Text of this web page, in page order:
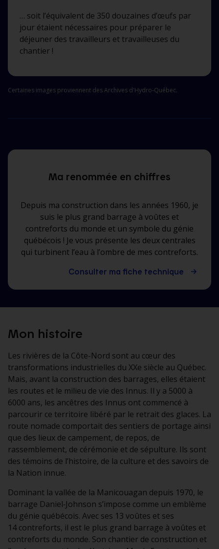
… soit l’équivalent de 350 douzaines d’œufs par
jour étaient nécessaires pour préparer le
déjeuner des travailleurs et travailleuses du
chantier !
Certaines images proviennent des Archives d'Hydro‑Québec.
Ma renommée en chiffres
Depuis ma construction dans les années 1960, je
suis le plus grand barrage à voûtes et
contreforts du monde et un symbole du génie
québécois ! Je vous présente les deux centrales
qui turbinent l’eau à l’ombre de mes contreforts.
Consulter ma fiche technique
Mon histoire
Les rivières de la Côte-Nord sont au cœur des
transformations industrielles du XXe siècle au Québec.
Mais, avant la construction des barrages, elles étaient
les routes et le milieu de vie des Innus. Il y a 5000 à
6000 ans, les ancêtres des Innus ont commencé à
parcourir ce territoire libéré par le retrait des glaces. La
route nomade comportait des sentiers de portage ainsi
que des lieux de campement, de repos, de
rassemblement, de cérémonie et de sépulture. Ils sont
des témoins de l’histoire, de la culture et des savoirs de
la Nation innue.
Dominant la vallée de la Manicouagan depuis 1970, le
barrage Daniel‑Johnson s’impose comme un emblème
du génie québécois. Avec ses 13 voûtes et ses
14 contreforts, il est le plus grand barrage à voûtes et
contreforts du monde. Son chantier de construction et